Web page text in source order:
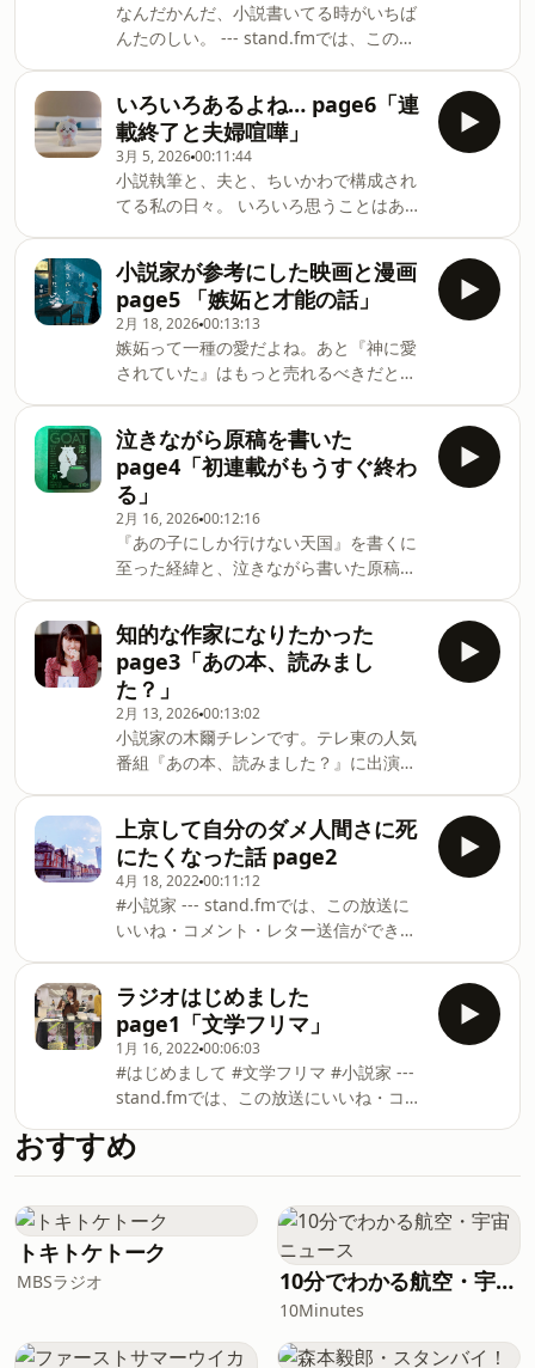
なんだかんだ、小説書いてる時がいちば
んたのしい。 --- stand.fmでは、この放
https://stand.fm/channels/
いろいろあるよね… page6「連
載終了と夫婦喧嘩」
3月 5, 202600:11:44
小説執筆と、夫と、ちいかわで構成され
てる私の日々。 いろいろ思うことはある
stand.fmでは、この放送にいいね・コメ
ント・レター送信ができます。
https://stand.fm/channels/
小説家が参考にした映画と漫画
page5 「嫉妬と才能の話」
2月 18, 202600:13:13
嫉妬って一種の愛だよね。あと『神に愛
されていた』はもっと売れるべきだと思
は、この放送にいいね・コメント・レタ
ー送信ができます。
https://stand.fm/channels/
泣きながら原稿を書いた
page4「初連載がもうすぐ終わ
る」
2月 16, 202600:12:16
『あの子にしか行けない天国』を書くに
至った経緯と、泣きながら書いた原稿は
stand.fmでは、この放送にいいね・コメ
ント・レター送信ができます。
https://stand.fm/channels/
知的な作家になりたかった
page3「あの本、読みまし
た？」
2月 13, 202600:13:02
小説家の木爾チレンです。テレ東の人気
番組『あの本、読みました？』に出演し
小説家 --- stand.fmでは、この放送にい
いね・コメント・レター送信ができま
す。
https://stand.fm/channels/
上京して自分のダメ人間さに死
にたくなった話 page2
4月 18, 202200:11:12
#小説家 --- stand.fmでは、この放送に
いいね・コメント・レター送信ができま
https://stand.fm/channels/
ラジオはじめました
page1「文学フリマ」
1月 16, 202200:06:03
#はじめまして #文学フリマ #小説家 ---
stand.fmでは、この放送にいいね・コメ
https://stand.fm/channels/
おすすめ
トキトケトーク
MBSラジオ 10分でわかる航空・宇宙ニュース
10Minutes